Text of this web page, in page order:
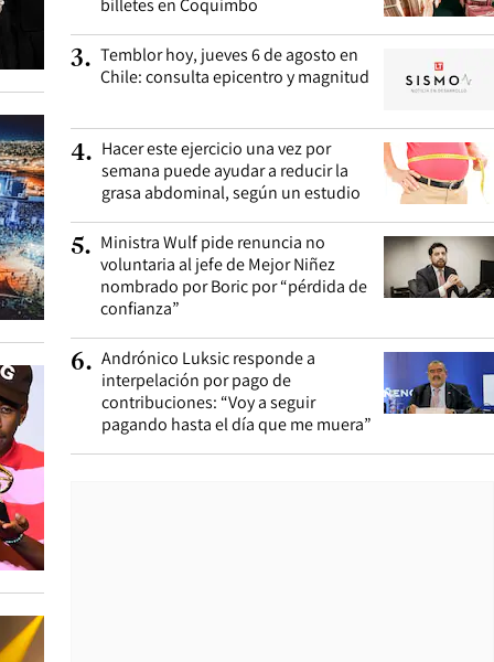
billetes en Coquimbo
3. Temblor hoy, jueves 6 de agosto en
Chile: consulta epicentro y magnitud
4. Hacer este ejercicio una vez por
semana puede ayudar a reducir la
grasa abdominal, según un estudio
5. Ministra Wulf pide renuncia no
voluntaria al jefe de Mejor Niñez
nombrado por Boric por “pérdida de
confianza”
6. Andrónico Luksic responde a
interpelación por pago de
contribuciones: “Voy a seguir
pagando hasta el día que me muera”